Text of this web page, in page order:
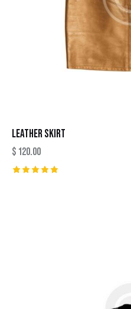
LEATHER SKIRT
$ 120.00